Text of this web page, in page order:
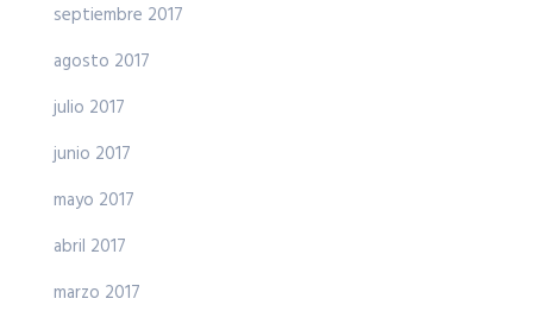
septiembre 2017
agosto 2017
julio 2017
junio 2017
mayo 2017
abril 2017
marzo 2017